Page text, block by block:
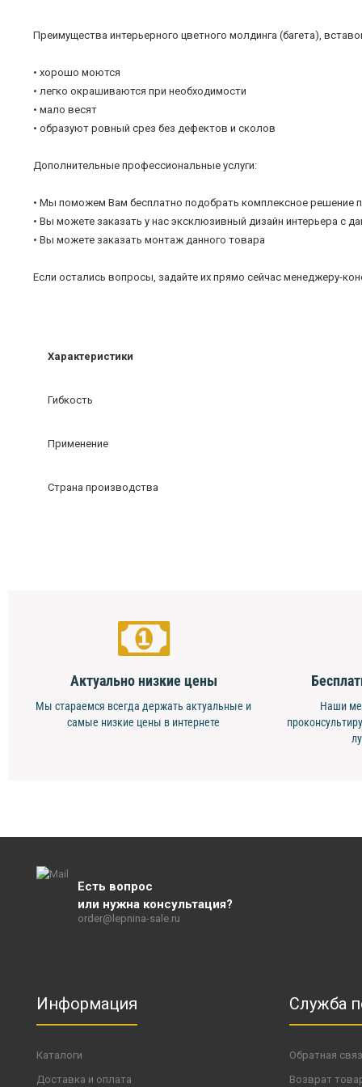
Преимущества интерьерного цветного молдинга (багета),
• хорошо моются
• легко окрашиваются при необходимости
• мало весят
• образуют ровный срез без дефектов и сколов
Дополнительные профессиональные услуги:
• Мы поможем Вам бесплатно подобрать комплексное решение
• Вы можете заказать у нас эксклюзивный дизайн интерьера с
• Вы можете заказать монтаж данного товара
Если остались вопросы, задайте их прямо сейчас менеджеру-
Характеристики
Гибкость
Применение
Страна производства
Актуально низкие цены
Мы стараемся всегда держать актуальные и
самые низкие цены в интернете
Наши
Есть вопрос
или нужна консультация?
order@lepnina-sale.ru
Информация
Каталоги
Доставка и оплата
Служба
Обратная
Возврат